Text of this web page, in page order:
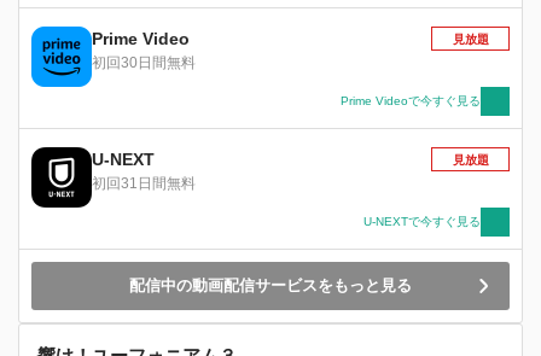
ートへやって来たのは4名。 一見すると何の問題
もなさそうな久石奏。 周囲と馴染もうとしない
鈴木美玲。 そんな美玲と仲良くしたい鈴木さつ
ライズフェスティバル、オーディション、そして
コンクール。 「全国大会金賞」を目標に掲げる
吹奏楽部だけど、問題が次々と勃発して……！？
北宇治高校吹奏楽部、波乱の日々がスタート！
Prime Video
初回30日間無料
見放題
Prime Videoで今すぐ見る
U-NEXT
初回31日間無料
見放題
U-NEXTで今すぐ見る
配信中の動画配信サービスをもっと見る